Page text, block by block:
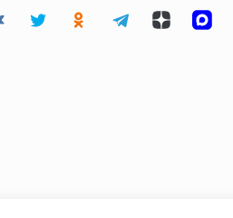
10 августа считается
особым для многих